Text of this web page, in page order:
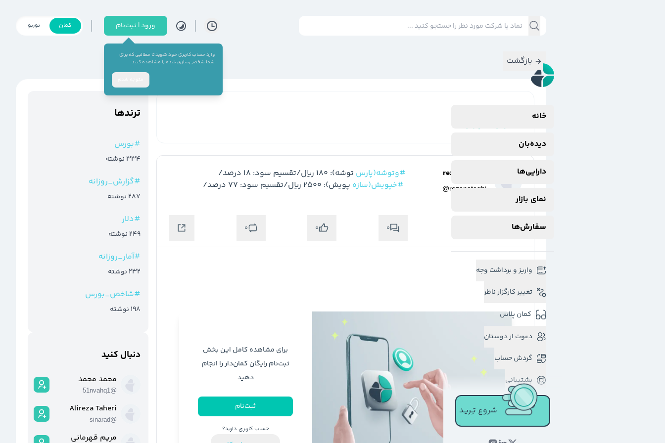
ورود | ثبت‌نام
وارد حساب کاربری خود شوید تا مطالبی که برای
شما شخصی‌سازی شده را مشاهده کنید.
کمان توربو
خانه
دیده‌بان
دارایی‌ها
نمای بازار
سفارش‌ها
واریز و برداشت وجه
تغییر کارگزار ناظر
کمان پلاس
دعوت از دوستان
گردش حساب
پشتیبانی
شروع تـِـریـد
بازگشت
reza nateghi
@rezanateghi
#وتوشه(پارس
#خپویش(سازه پویش): 2500 ریال/تقسیم سود: 77 درصد/
0
0
0
برای مشاهده کامل این بخش
ثبت‌نام رایگان کمان‌دار را انجام
دهید
ثبت‌نام
حساب کاربری دارید؟
ترند‌ها
#بورس
334 نوشته
#گزارش_روزانه
287 نوشته
#دلار
249 نوشته
#آمار_روزانه
232 نوشته
#شاخص_بورس
198 نوشته
دنبال کنید
محمد محمد
@
51nvahq1
Alireza Taheri
@
sinarad
مریم قهرمانی